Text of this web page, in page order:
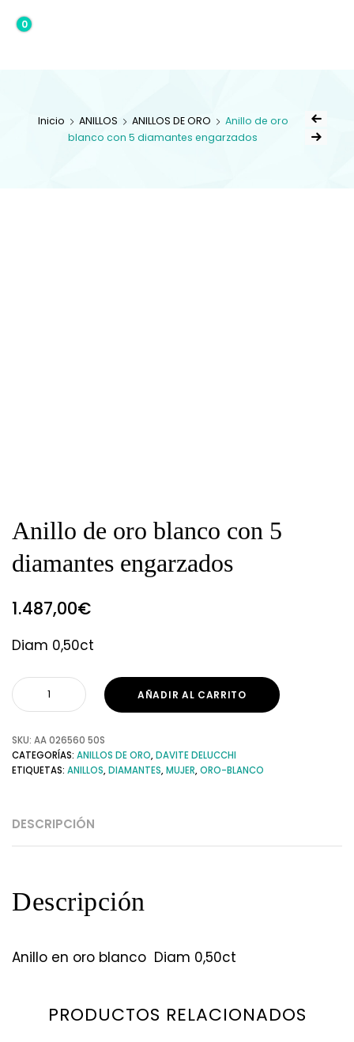
0,00€
0
Inicio ANILLOS ANILLOS DE ORO
Anillo de oro
blanco con 5 diamantes engarzados
Anillo de oro blanco con 5
diamantes engarzados
1.487,00€
Diam 0,50ct
AÑADIR AL CARRITO
SKU: AA 026560 50S
CATEGORÍAS: ANILLOS DE ORO,DAVITE DELUCCHI
ETIQUETAS: ANILLOS,DIAMANTES,MUJER,ORO-BLANCO
DESCRIPCIÓN
Descripción
Anillo en oro blanco Diam 0,50ct
PRODUCTOS RELACIONADOS